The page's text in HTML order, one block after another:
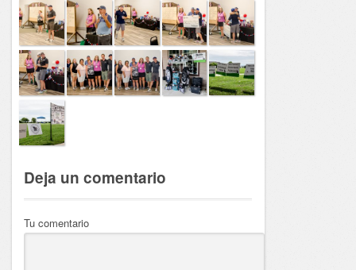
Deja un comentario
Tu comentario